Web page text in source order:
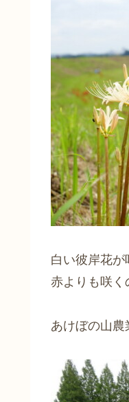
白い彼岸花が
赤よりも咲く
あけぼの山農